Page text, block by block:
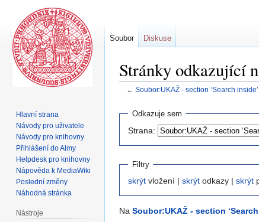
Stránky odkazující
← Soubor:UKAŽ - section ‘Search
Skočit
navigaci
Skočit
vyhledávání
Odkazuje sem
Strana:
Filtry
skrýt vložení | skrýt odkazy | skrýt
Na Soubor:UKAŽ - section
Soubor Diskuse
Hlavní strana
Návody pro uživatele
Návody pro knihovny
Přihlášení do Almy
Helpdesk pro knihovny
Nápověda k MediaWiki
Poslední změny
Náhodná stránka
Nástroje